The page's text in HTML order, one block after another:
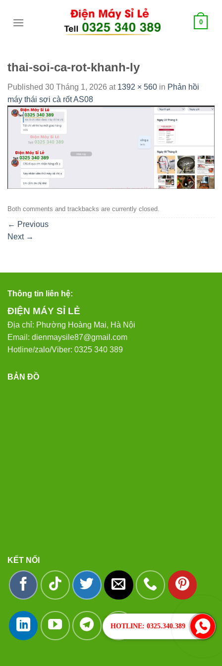
0
thai-soi-ca-rot-khanh-ly
Published 30 Tháng 1, 2026 at 1392 × 560 in Phản hồi
máy thái sợi cà rốt AS08
Both comments and trackbacks are currently closed.
← Previous
Next →
Thông tin liên hệ:
ĐIỆN MÁY SỈ LẺ
Địa chỉ: Phường Hoàng Mai, Hà Nội
Email: dienmaysile87@gmail.com
Hotline/zalo/Viber: 0325 340 389
BẢN ĐỒ
KẾT NỐI
HOTLINE: 0325.340.389